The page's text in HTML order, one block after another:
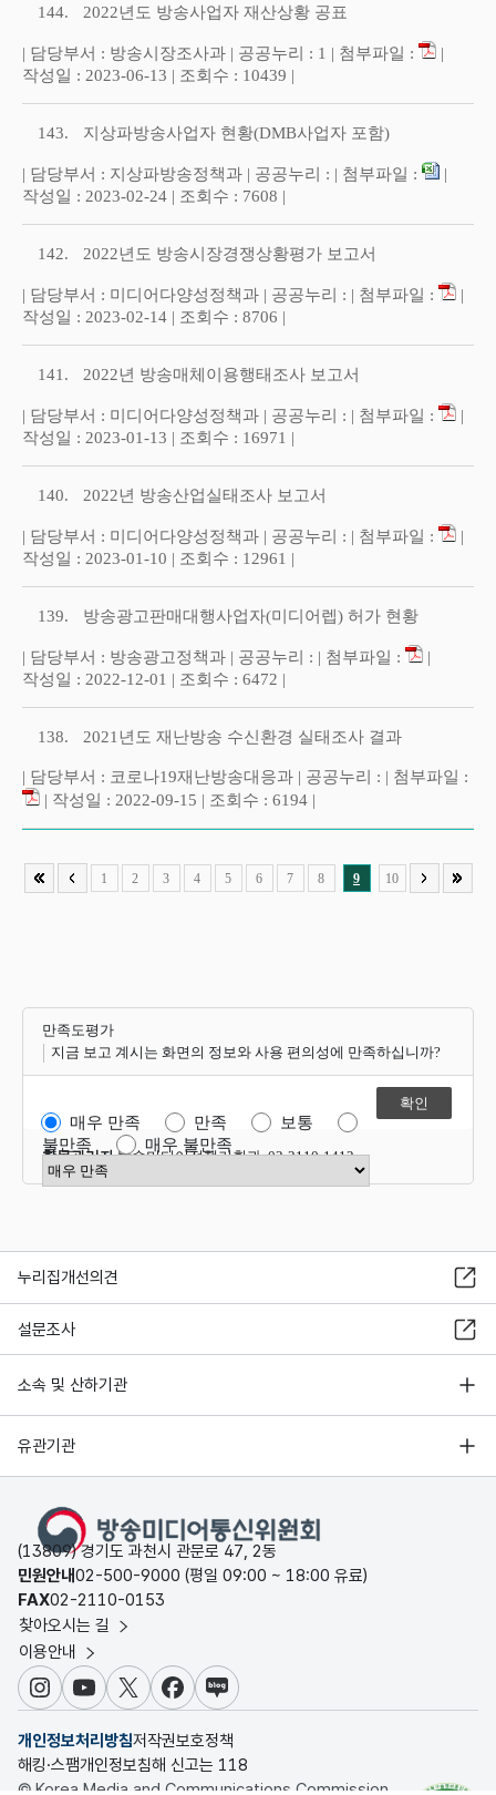
144. 2022년도 방송사업자 재산상황 공표
| 담당부서 : 방송시장조사과 | 공공누리 : 1 | 첨부파일 :
|
작성일 : 2023-06-13 | 조회수 : 10439 |
143. 지상파방송사업자 현황(DMB사업자 포함)
| 담당부서 : 지상파방송정책과 | 공공누리 : | 첨부파일 :
|
작성일 : 2023-02-24 | 조회수 : 7608 |
142. 2022년도 방송시장경쟁상황평가 보고서
| 담당부서 : 미디어다양성정책과 | 공공누리 : | 첨부파일 :
|
작성일 : 2023-02-14 | 조회수 : 8706 |
141. 2022년 방송매체이용행태조사 보고서
| 담당부서 : 미디어다양성정책과 | 공공누리 : | 첨부파일 :
|
작성일 : 2023-01-13 | 조회수 : 16971 |
140. 2022년 방송산업실태조사 보고서
| 담당부서 : 미디어다양성정책과 | 공공누리 : | 첨부파일 :
|
작성일 : 2023-01-10 | 조회수 : 12961 |
139. 방송광고판매대행사업자(미디어렙) 허가 현황
| 담당부서 : 방송광고정책과 | 공공누리 : | 첨부파일 :
|
작성일 : 2022-12-01 | 조회수 : 6472 |
138. 2021년도 재난방송 수신환경 실태조사 결과
| 담당부서 : 코로나19재난방송대응과 | 공공누리 : | 첨부파일 :
| 작성일 : 2022-09-15 | 조회수 : 6194 |
1 2 3 4 5 6 7 8 9 10
만족도평가
지금 보고 계시는 화면의 정보와 사용 편의성에 만족하십니까?
매우 만족 만족
보통
불만족
매우 불만족
만족도 점수 선택
항목관리자방송미디어정책기획과 02-2110-1412
누리집개선의견
설문조사
소속 및 산하기관
유관기관
(13809) 경기도 과천시 관문로 47, 2동
민원안내02-500-9000 (평일 09:00 ~ 18:00 유료)
FAX02-2110-0153
찾아오시는 길
이용안내
인스타그램
유튜브X 페이스북
블로그
개인정보처리방침저작권보호정책
해킹·스팸개인정보침해 신고는 118
© Korea Media and Communications Commission.